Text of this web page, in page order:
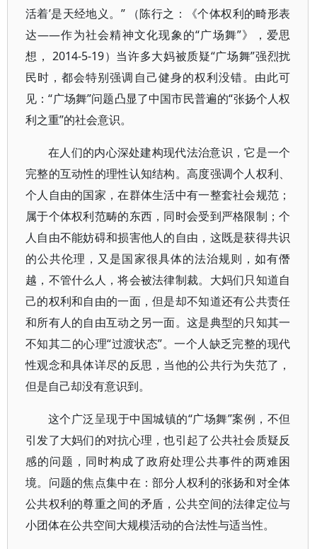
活着’是天经地义。” （陈行之：《个体权利的畸形表
达——作为社会精神文化现象的“广场舞”》，爱思
想， 2014-5-19）当许多大妈被质疑“广场舞”强烈扰
民时，都会特别强调自己健身的权利没错。由此可
见：“广场舞”问题凸显了中国市民普遍的“张扬个人权
利之重”的社会意识。
在人们的内心深处建构现代法治意识，它是一个
完整的互动性的理性认知结构。高度强调个人权利、
个人自由的国家，在群体生活中有一整套社会规范；
属于个体权利范畴的东西，同时会受到严格限制；个
人自由不能妨碍和损害他人的自由，这既是获得共识
的公共伦理，又是国家很具体的法治规则，如有僭
越，不管什么人，将会被法律制裁。大妈们只知道自
己的权利和自由的一面，但是却不知道还有公共责任
和所有人的自由互动之另一面。这是典型的只知其一
不知其二的心理“过渡状态”。一个人缺乏完整的现代
性观念和具体详尽的反思，当他的公共行为失范了，
但是自己却没有意识到。
这个广泛呈现于中国城镇的“广场舞”案例，不但
引发了大妈们的对抗心理，也引起了公共社会质疑反
感的问题，同时构成了政府处理公共事件的两难困
境。问题的焦点集中在：部分人权利的张扬和对全体
公共权利的尊重之间的矛盾，公共空间的法律定位与
小团体在公共空间大规模活动的合法性与适当性。